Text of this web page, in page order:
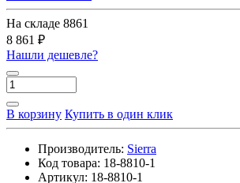
На складе 8861
8 861 ₽
Нашли дешевле?
В корзину Купить в один клик
Производитель: Sierra
Код товара: 18-8810-1
Артикул: 18-8810-1